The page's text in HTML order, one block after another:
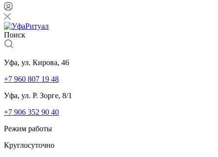
Поиск
Уфа, ул. Кирова, 46
+7 960 807 19 48
Уфа, ул. Р. Зорге, 8/1
+7 906 352 90 40
Режим работы
Круглосуточно